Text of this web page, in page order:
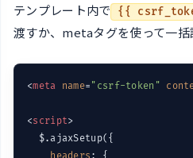
テンプレート内で {{
渡すか、metaタグを使って一括
<meta name= "csrf-token"
<script>
  $.ajaxSetup({